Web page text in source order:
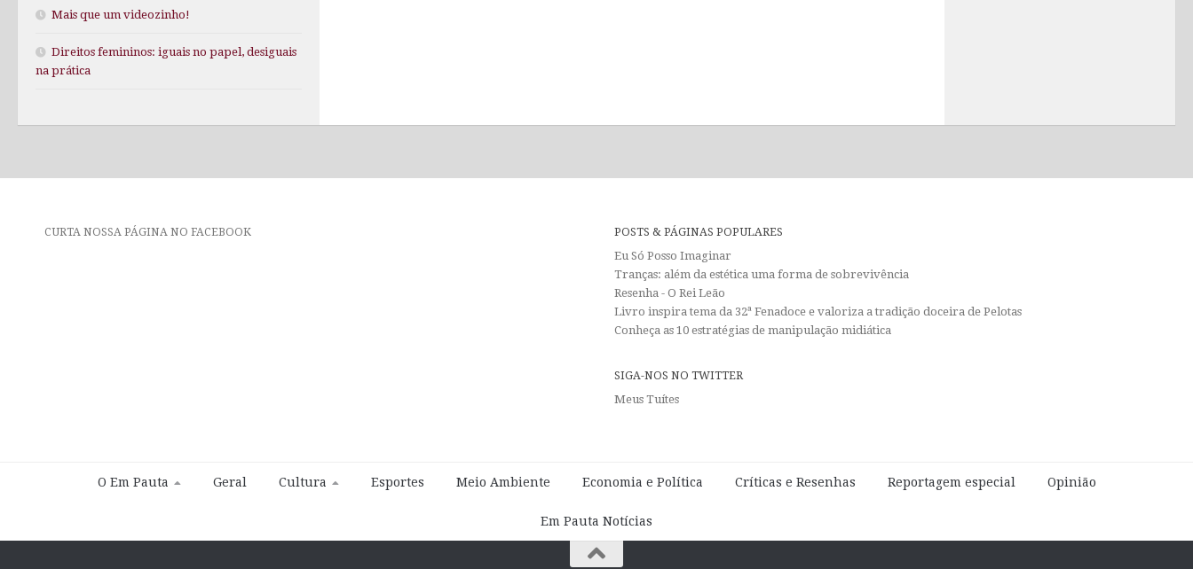
Mais que um videozinho!
Direitos femininos: iguais no papel, desiguais
na prática
CURTA NOSSA PÁGINA NO FACEBOOK
POSTS & PÁGINAS POPULARES
Eu Só Posso Imaginar
Tranças: além da estética uma forma de sobrevivência
Resenha - O Rei Leão
Livro inspira tema da 32ª Fenadoce e valoriza a tradição doceira de Pelotas
Conheça as 10 estratégias de manipulação midiática
SIGA-NOS NO TWITTER
Meus Tuítes
O Em Pauta Geral Cultura Esportes Meio Ambiente Economia e Política Críticas e Resenhas Reportagem especial Opinião
Em Pauta Notícias